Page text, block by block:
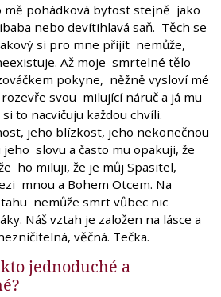
mě pohádková bytost stejně jako
nebo devítihlavá saň. Těch se
si pro mne přijít nemůže,
Až moje smrtelné tělo
pokyne, něžně vysloví mé
svou milující náruč a já mu
to nacvičuju každou chvíli.
jeho blízkost, jeho nekonečnou
slovu a často mu opakuji, že
ho miluji, že je můj Spasitel,
mnou a Bohem Otcem. Na
nemůže smrt vůbec nic
Náš vztah je založen na lásce a
věčná. Tečka.
jednoduché a